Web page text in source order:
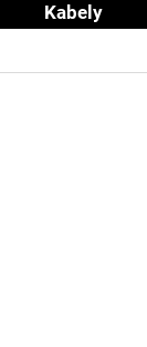
Kabely